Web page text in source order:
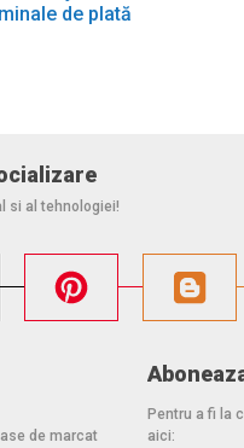
de plată
si al tehnologiei!
de marcat
Pentru a fi la
aici: